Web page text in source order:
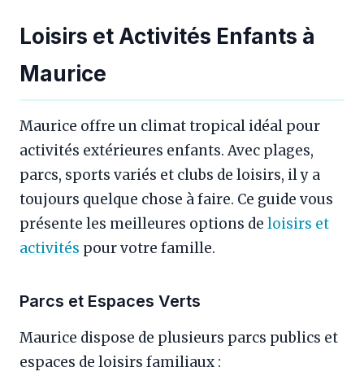
Loisirs et Activités Enfants à
Maurice
Maurice offre un climat tropical idéal pour
activités extérieures enfants. Avec plages,
parcs, sports variés et clubs de loisirs, il y a
toujours quelque chose à faire. Ce guide vous
présente les meilleures options de loisirs et
activités pour votre famille.
Parcs et Espaces Verts
Maurice dispose de plusieurs parcs publics et
espaces de loisirs familiaux :